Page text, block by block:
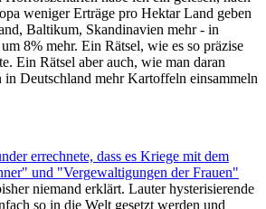
weniger Erträge pro Hektar Land geben
Baltikum, Skandinavien mehr - in
8% mehr. Ein Rätsel, wie es so präzise
Ein Rätsel aber auch, wie man daran
in Deutschland mehr Kartoffeln einsammeln
errechnete, dass es Kriege mit dem
und "Vergewaltigungen der Frauen"
niemand erklärt. Lauter hysterisierende
so in die Welt gesetzt werden und